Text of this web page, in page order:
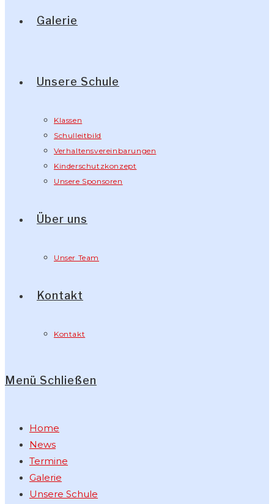
Galerie
Unsere Schule
Klassen
Schulleitbild
Verhaltensvereinbarungen
Kinderschutzkonzept
Unsere Sponsoren
Über uns
Unser Team
Kontakt
Kontakt
Menü Schließen
Home
News
Termine
Galerie
Unsere Schule